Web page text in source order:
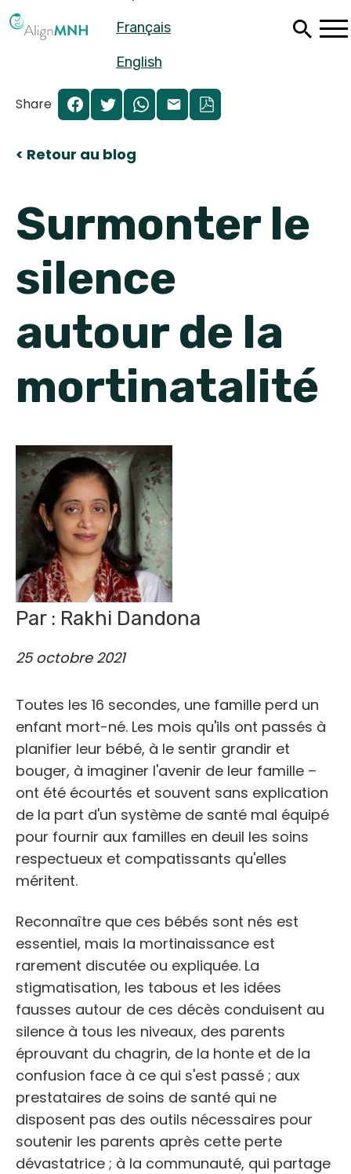
Français
English
Español
Français
Share
< Retour au blog
Surmonter le
silence
autour de la
mortinatalité
Par : Rakhi Dandona
25 octobre 2021
Toutes les 16 secondes, une famille perd un
enfant mort-né. Les mois qu'ils ont passés à
planifier leur bébé, à le sentir grandir et
bouger, à imaginer l'avenir de leur famille –
ont été écourtés et souvent sans explication
de la part d'un système de santé mal équipé
pour fournir aux familles en deuil les soins
respectueux et compatissants qu'elles
méritent.
Reconnaître que ces bébés sont nés est
essentiel, mais la mortinaissance est
rarement discutée ou expliquée. La
stigmatisation, les tabous et les idées
fausses autour de ces décès conduisent au
silence à tous les niveaux, des parents
éprouvant du chagrin, de la honte et de la
confusion face à ce qui s'est passé ; aux
prestataires de soins de santé qui ne
disposent pas des outils nécessaires pour
soutenir les parents après cette perte
dévastatrice ; à la communauté, qui partage